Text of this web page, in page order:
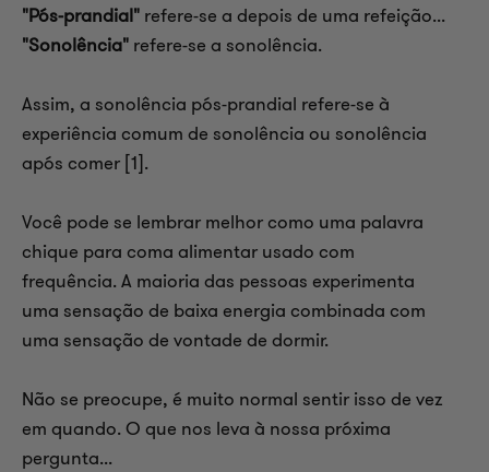
"Pós-prandial" refere-se a depois de uma refeição...
"Sonolência" refere-se a sonolência.
Assim, a sonolência pós-prandial refere-se à
experiência comum de sonolência ou sonolência
após comer [1].
Você pode se lembrar melhor como uma palavra
chique para coma alimentar usado com
frequência. A maioria das pessoas experimenta
uma sensação de baixa energia combinada com
uma sensação de vontade de dormir.
Não se preocupe, é muito normal sentir isso de vez
em quando. O que nos leva à nossa próxima
pergunta...